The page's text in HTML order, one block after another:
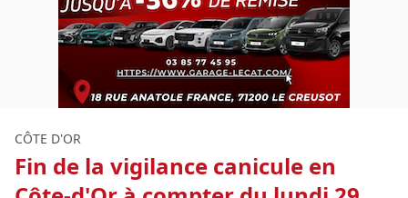
CÔTE D'OR
Fin de la vigilance canicule en